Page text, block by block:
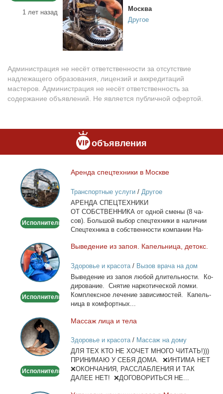
1 лет назад
Москва
Другое
Администрация не несёт ответственности за отсутствие
надлежащего образования, лицензий и аккредитаций
мастеров. Администрация не несёт ответственность за
содержание объявлений. Не является публичной офертой.
объявления
Аренда
спецтехники
в
Москве
Исполнитель
Арен­да спец­тех­ни­ки в Москве
Транспортные услуги/ Другое
АРЕНДА СПЕЦТЕХНИКИ
ОТ СОБСТВЕННИКА от од­ной сме­ны (8 ча­
сов). Боль­шой вы­бор спец­тех­ни­ки в на­ли­чии
Спец­тех­ни­ка в соб­ствен­но­сти ком­па­нии На­
Выведение
из
запоя.
Капельница,
Исполнитель
Вы­ве­де­ние из за­поя. Ка­пель­ни­ца, де­токс.
Здоровье и красота/ Вызов врача на дом
Вы­ве­де­ние из за­поя лю­бой дли­тель­но­сти. Ко­
ди­ро­ва­ние. Сня­тие нар­ко­ти­че­ской лом­ки.
Ком­плекс­ное ле­че­ние за­ви­си­мо­стей. Ка­пель­
ни­ца в ком­форт­ных...
Массаж
лица
и
тела
Исполнитель
Мас­саж ли­ца и те­ла
Здоровье и красота/ Массаж на дому
ДЛЯ ТЕХ КТО НЕ ХОЧЕТ МНОГО ЧИТАТЬ!)))
ПРИНИМАЮ У СЕБЯ ДОМА. ❌ИНТИМА НЕТ
❌ОКОНЧАНИЯ, РАССЛАБЛЕНИЯ И ТАК
ДАЛЕЕ НЕТ! ❌ДОГОВОРИТЬСЯ НЕ...